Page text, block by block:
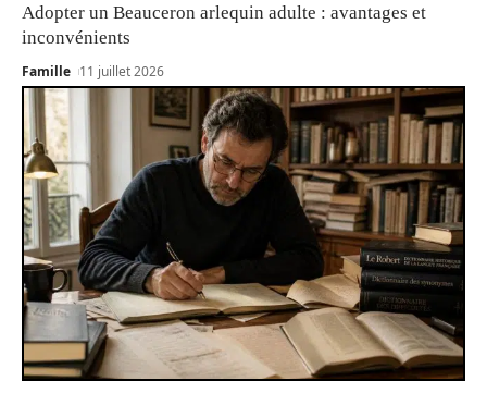
Adopter un Beauceron arlequin adulte : avantages et
inconvénients
Famille 11 juillet 2026